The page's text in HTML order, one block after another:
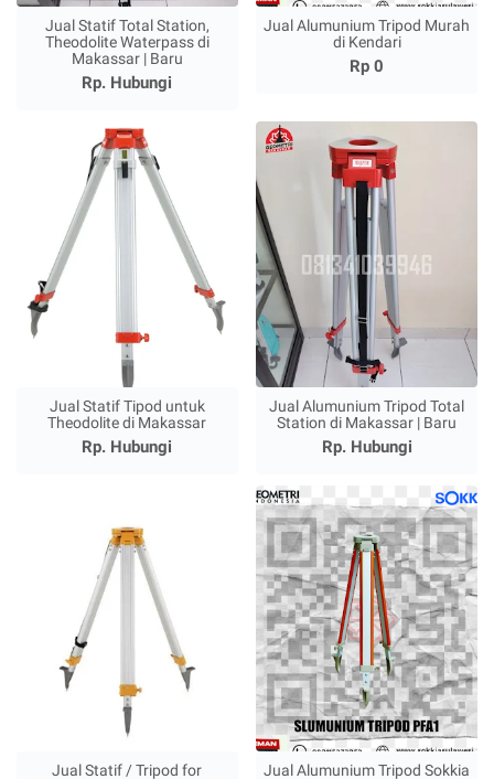
Jual Statif Total Station,
Theodolite Waterpass di
Makassar | Baru
Rp. Hubungi
Jual Alumunium Tripod Murah
di Kendari
Rp 0
Jual Statif Tipod untuk
Theodolite di Makassar
Rp. Hubungi
Jual Alumunium Tripod Total
Station di Makassar | Baru
Rp. Hubungi
Jual Statif / Tripod for
Jual Alumunium Tripod Sokkia